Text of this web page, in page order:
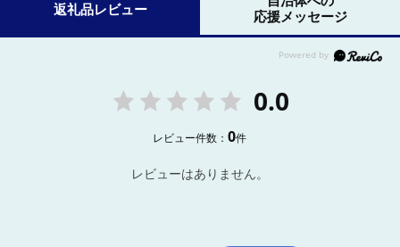
返礼品レビュー
応援メッセージ
0.0
レビュー件数：0件
レビューはありません。